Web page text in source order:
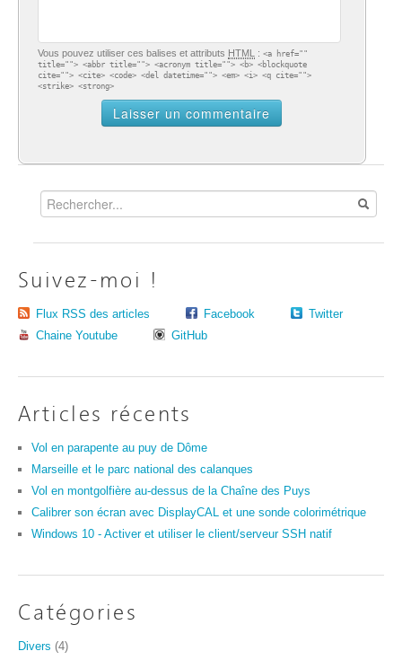
Vous pouvez utiliser ces balises et attributs HTML : <a href=""
title=""> <abbr title=""> <acronym title=""> <b> <blockquote
cite=""> <cite> <code> <del datetime=""> <em> <i> <q cite="">
<strike> <strong>
Suivez-moi !
Flux RSS des articles Facebook
Twitter
Chaine Youtube
GitHub
Articles récents
Vol en parapente au puy de Dôme
Marseille et le parc national des calanques
Vol en montgolfière au-dessus de la Chaîne des Puys
Calibrer son écran avec DisplayCAL et une sonde colorimétrique
Windows 10 - Activer et utiliser le client/serveur SSH natif
Catégories
Divers (4)